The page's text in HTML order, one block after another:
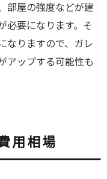
部屋の強度などが建
必要になります。そ
なりますので、ガレ
アップする可能性も
用相場